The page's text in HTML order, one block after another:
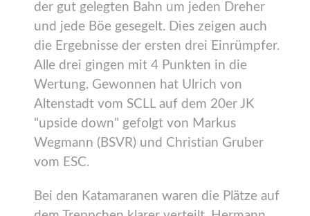
der gut gelegten Bahn um jeden Dreher
und jede Böe gesegelt. Dies zeigen auch
die Ergebnisse der ersten drei Einrümpfer.
Alle drei gingen mit 4 Punkten in die
Wertung. Gewonnen hat Ulrich von
Altenstadt vom SCLL auf dem 20er JK
"upside down" gefolgt von Markus
Wegmann (BSVR) und Christian Gruber
vom ESC.
Bei den Katamaranen waren die Plätze auf